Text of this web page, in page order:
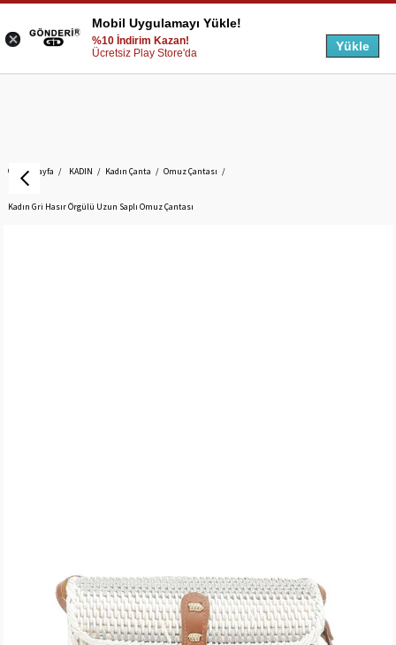
Anasayfa KADIN Kadın Çanta Omuz Çantası
Kadın Gri Hasır Örgülü Uzun Saplı Omuz Çantası
Mobil Uygulamayı Yükle!
%10 İndirim Kazan!
Ücretsiz Play Store'da
Yükle